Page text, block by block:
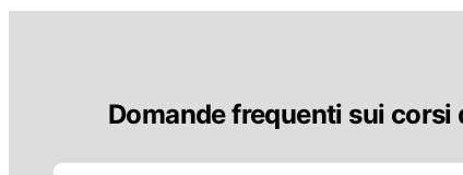
Domande frequenti sui